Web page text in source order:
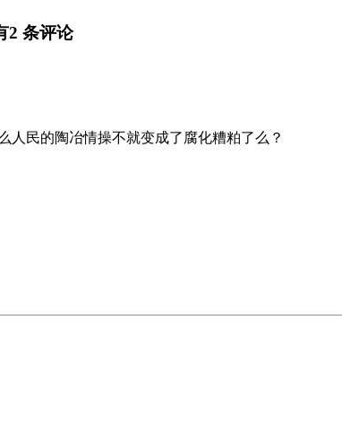
2 条评论
人民的陶冶情操不就变成了腐化糟粕了么？